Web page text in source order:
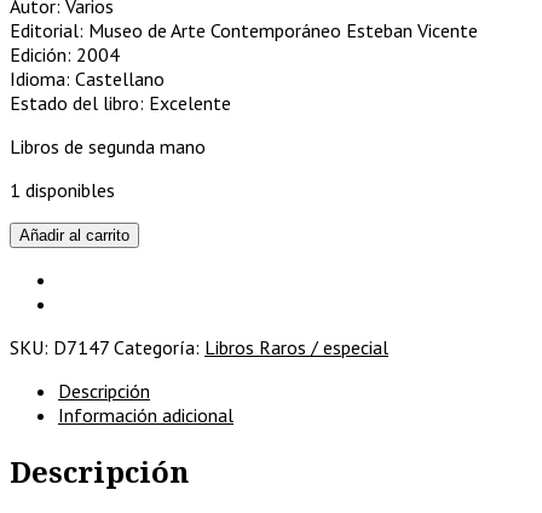
Autor: Varios
Editorial: Museo de Arte Contemporáneo Esteban Vicente
Edición: 2004
Idioma: Castellano
Estado del libro: Excelente
Libros de segunda mano
1 disponibles
El
Pop
español
años
(exposición)
cantidad
Añadir al carrito
SKU: D7147 Categoría: Libros Raros / especial
Descripción
Información adicional
Descripción